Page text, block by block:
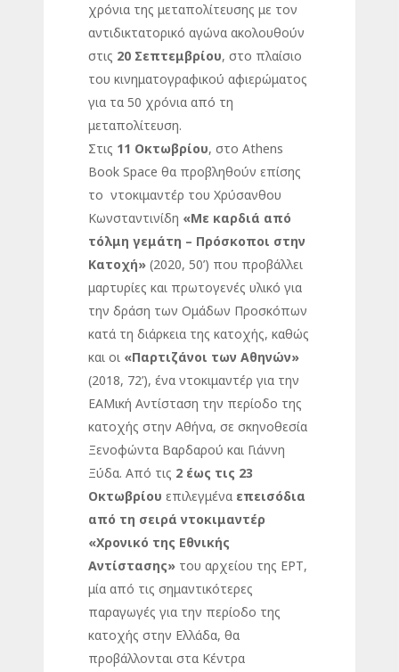
χρόνια της μεταπολίτευσης με τον
αντιδικτατορικό αγώνα ακολουθούν
στις 20 Σεπτεμβρίου, στο πλαίσιο
του κινηματογραφικού αφιερώματος
για τα 50 χρόνια από τη
μεταπολίτευση.
Στις 11 Οκτωβρίου, στο Athens
Book Space θα προβληθούν επίσης
το ντοκιμαντέρ του Χρύσανθου
Κωνσταντινίδη «Με καρδιά από
τόλμη γεμάτη – Πρόσκοποι στην
Κατοχή» (2020, 50’) που προβάλλει
μαρτυρίες και πρωτογενές υλικό για
την δράση των Ομάδων Προσκόπων
κατά τη διάρκεια της κατοχής, καθώς
και οι «Παρτιζάνοι των Αθηνών»
(2018, 72’), ένα ντοκιμαντέρ για την
ΕΑΜική Αντίσταση την περίοδο της
κατοχής στην Αθήνα, σε σκηνοθεσία
Ξενοφώντα Βαρδαρού και Γιάννη
Ξύδα. Από τις 2 έως τις 23
Οκτωβρίου επιλεγμένα επεισόδια
από τη σειρά ντοκιμαντέρ
«Χρονικό της Εθνικής
Αντίστασης» του αρχείου της ΕΡΤ,
μία από τις σημαντικότερες
παραγωγές για την περίοδο της
κατοχής στην Ελλάδα, θα
προβάλλονται στα Κέντρα